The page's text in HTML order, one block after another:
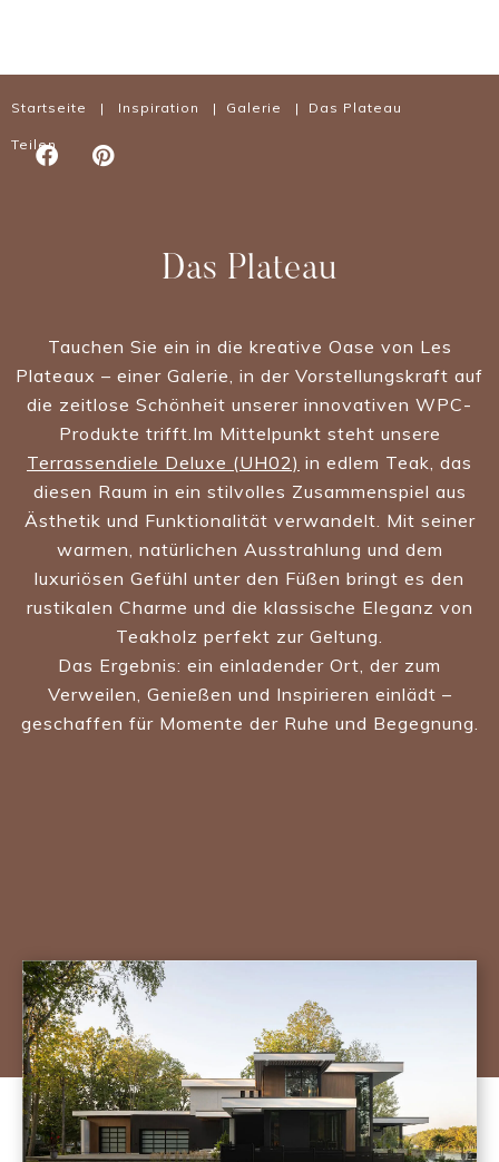
Startseite | Inspiration | Galerie | Das Plateau
Teilen
Das Plateau
Tauchen Sie ein in die kreative Oase von Les
Plateaux – einer Galerie, in der Vorstellungskraft auf
die zeitlose Schönheit unserer innovativen WPC-
Produkte trifft.Im Mittelpunkt steht unsere
Terrassendiele Deluxe (UH02) in edlem Teak, das
diesen Raum in ein stilvolles Zusammenspiel aus
Ästhetik und Funktionalität verwandelt. Mit seiner
warmen, natürlichen Ausstrahlung und dem
luxuriösen Gefühl unter den Füßen bringt es den
rustikalen Charme und die klassische Eleganz von
Teakholz perfekt zur Geltung.
Das Ergebnis: ein einladender Ort, der zum
Verweilen, Genießen und Inspirieren einlädt –
geschaffen für Momente der Ruhe und Begegnung.